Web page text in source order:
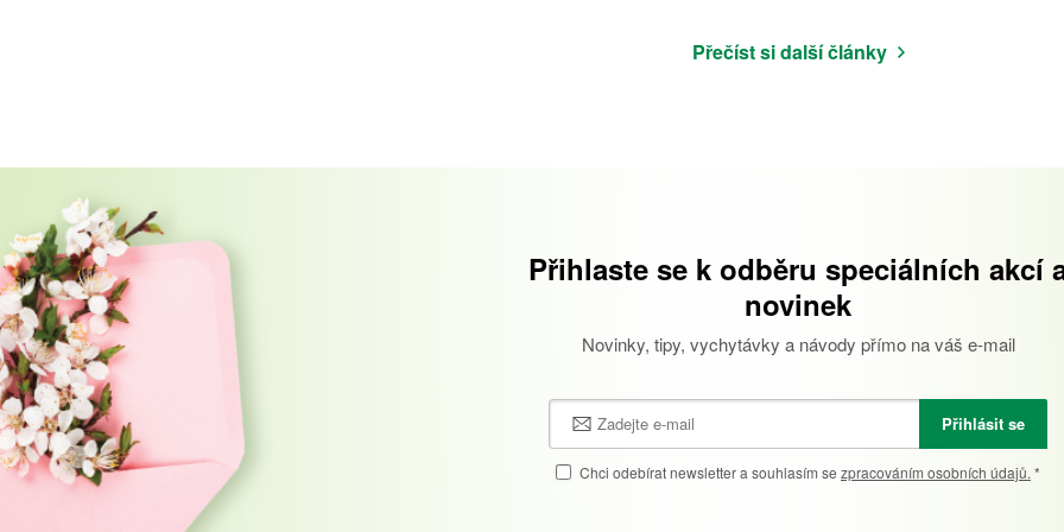
Přečíst si další články
Přihlaste se k odběru speciálních akcí
novinek
Novinky, tipy, vychytávky a návody přímo na váš e-mail
Přihlásit se
Chci odebírat newsletter a souhlasím se zpracováním osobních údajů. *